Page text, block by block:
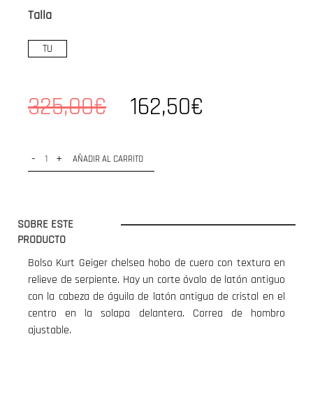
Talla
TU
325,00€ 162,50€
- + AÑADIR AL CARRITO
SOBRE ESTE
PRODUCTO
Bolso Kurt Geiger chelsea hobo de cuero con textura en
relieve de serpiente. Hay un corte óvalo de latón antiguo
con la cabeza de águila de latón antigua de cristal en el
centro en la solapa delantera. Correa de hombro
ajustable.